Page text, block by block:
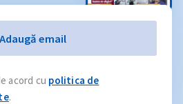
email
acord cu politica de
.